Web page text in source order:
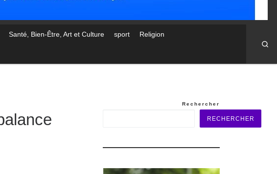
Santé, Bien-Être, Art et Culture sport Religion
Rechercher
RECHERCHER